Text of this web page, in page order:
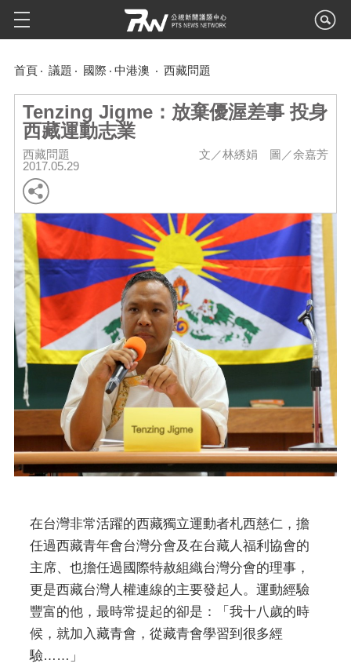
首頁 議題 國際 中港澳 西藏問題
Tenzing Jigme：放棄優渥差事 投身
西藏運動志業
西藏問題
2017.05.29
文／林綉娟 圖／余嘉芳
在台灣非常活躍的西藏獨立運動者札西慈仁，擔
任過西藏青年會台灣分會及在台藏人福利協會的
主席、也擔任過國際特赦組織台灣分會的理事，
更是西藏台灣人權連線的主要發起人。運動經驗
豐富的他，最時常提起的卻是：「我十八歲的時
候，就加入藏青會，從藏青會學習到很多經
驗……」